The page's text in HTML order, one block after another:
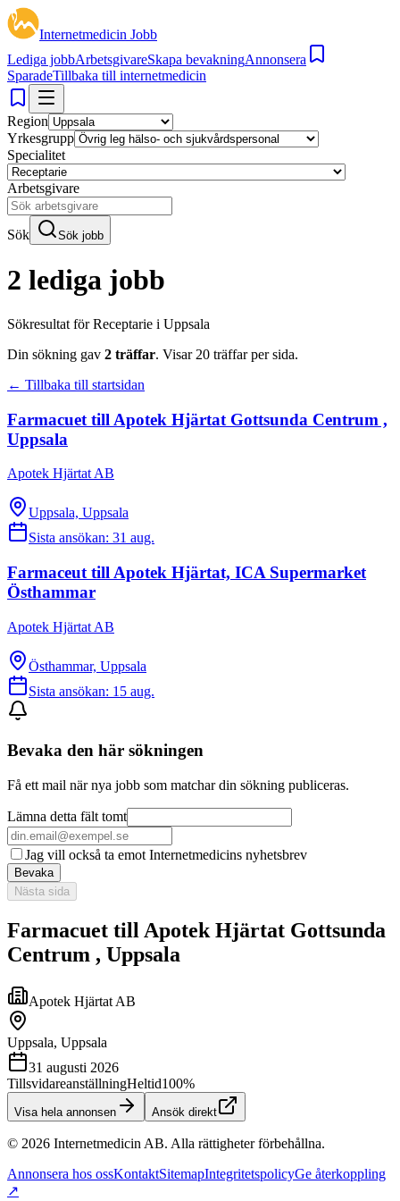
Internetmedicin Jobb
Lediga jobbArbetsgivareSkapa bevakningAnnonsera
SparadeTillbaka till internetmedicin
Region
Yrkesgrupp
Specialitet
Arbetsgivare
Sök Sök jobb
2 lediga jobb
Sökresultat förReceptarie i Uppsala
Din sökning gav 2 träffar. Visar 20 träffar per sida.
← Tillbaka till startsidan
Farmacuet till Apotek Hjärtat Gottsunda Centrum ,
Uppsala
Apotek Hjärtat AB
Uppsala, Uppsala
Sista ansökan: 31 aug.
Farmaceut till Apotek Hjärtat, ICA Supermarket
Östhammar
Apotek Hjärtat AB
Östhammar, Uppsala
Sista ansökan: 15 aug.
Bevaka den här sökningen
Få ett mail när nya jobb som matchar din sökning publiceras.
Lämna detta fält tomt
Jag vill också ta emot Internetmedicins nyhetsbrev
Bevaka
Nästa sida
Farmacuet till Apotek Hjärtat Gottsunda
Centrum , Uppsala
Apotek Hjärtat AB
Uppsala, Uppsala
31 augusti 2026
TillsvidareanställningHeltid100%
Visa hela annonsen Ansök direkt
© 2026 Internetmedicin AB. Alla rättigheter förbehållna.
Annonsera hos ossKontaktSitemapIntegritetspolicyGe återkoppling
↗